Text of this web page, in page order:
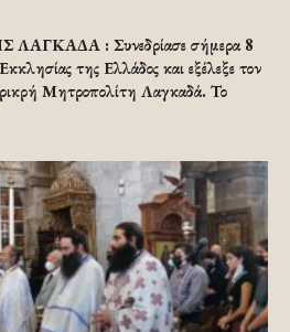
: Συνεδρίασε σήμερα 8
της Ελλάδος και εξέλεξε τον
Μητροπολίτη Λαγκαδά. Το